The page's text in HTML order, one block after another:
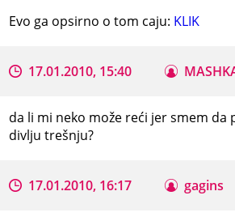
Evo ga opsirno o tom caju: KLIK
17.01.2010, 15:40
da li mi neko može reći jer smem da
divlju trešnju?
17.01.2010, 16:17 gagins